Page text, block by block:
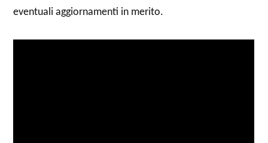
eventuali aggiornamenti in merito.